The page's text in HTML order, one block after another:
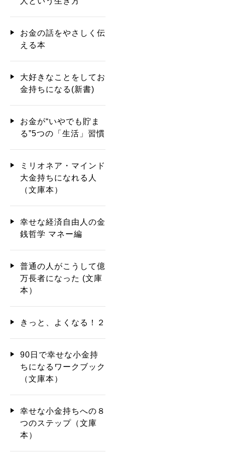
お金の話をやさしく伝
える本
大好きなことをしてお
金持ちになる(新書)
お金が“いやでも貯ま
る”5つの「生活」習慣
ミリオネア・マインド
大金持ちになれる人
（文庫本）
幸せな経済自由人の金
銭哲学 マネー編
普通の人がこうして億
万長者になった (文庫
本）
きっと、よくなる！２
90日で幸せな小金持
ちになるワークブック
（文庫本）
幸せな小金持ちへの８
つのステップ（文庫
本）